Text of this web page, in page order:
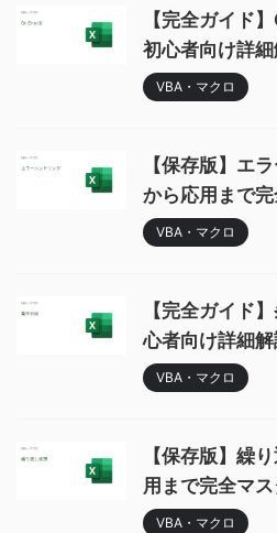
【完全ガイド
初心者向け詳
VBA・マクロ
【保存版】エ
から応用まで
VBA・マクロ
【完全ガイド
心者向け詳細
VBA・マクロ
【保存版】繰
用まで完全マ
VBA・マクロ